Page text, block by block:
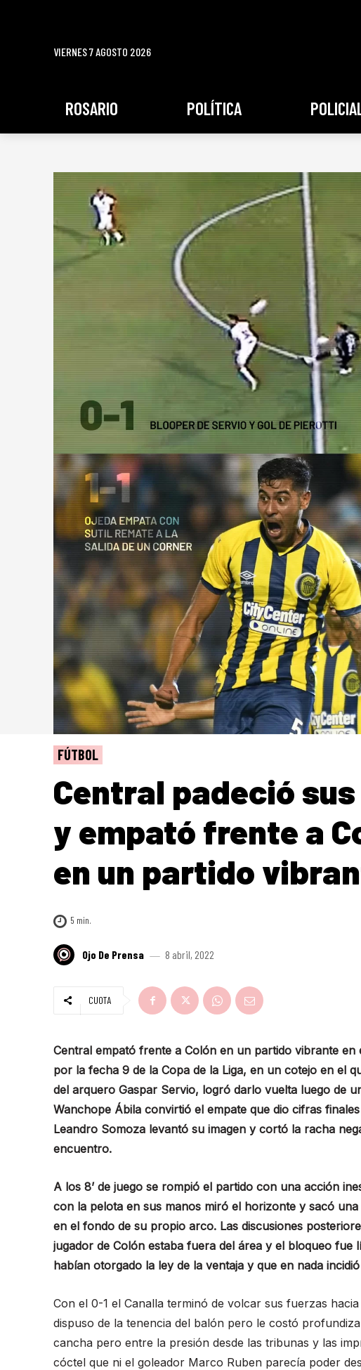
VIERNES 7 AGOSTO 2026
ROSARIO POLÍTICA
FÚTBOL
Central padeció
y empató frente a
en un partido
5 min.
Ojo De Prensa 8 abril, 2022
CUOTA
Central empató frente a Colón en un partido vibrante
por la fecha 9 de la Copa de la Liga, en un cotejo en el
del arquero Gaspar Servio, logró darlo vuelta luego de
Wanchope Ábila convirtió el empate que dio cifras
Leandro Somoza levantó su imagen y cortó la racha
encuentro.
A los 8’ de juego se rompió el partido con una acción
con la pelota en sus manos miró el horizonte y sacó
en el fondo de su propio arco. Las discusiones
jugador de Colón estaba fuera del área y el bloqueo
habían otorgado la ley de la ventaja y que en nada
Con el 0-1 el Canalla terminó de volcar sus fuerzas
dispuso de la tenencia del balón pero le costó
cancha pero entre la presión desde las tribunas y las
cóctel que ni el goleador Marco Ruben parecía poder